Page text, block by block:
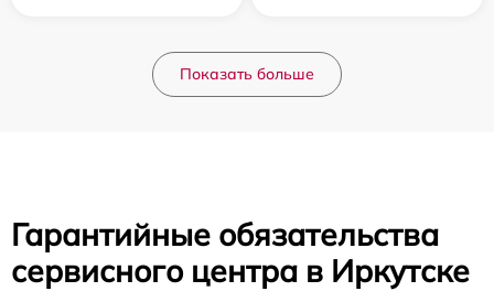
Показать больше
Гарантийные обязательства
сервисного центра в Иркутске